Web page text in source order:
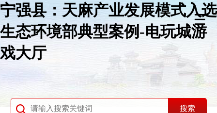
宁强县：天麻产业发展模式入选
生态环境部典型案例-电玩城游
戏大厅